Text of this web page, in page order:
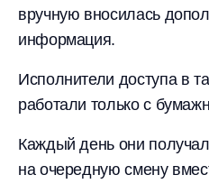
вручную вносилась
информация.
Исполнители доступа в
работали только с
Каждый день они
на очередную смену